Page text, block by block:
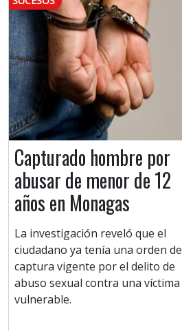
Capturado hombre por
abusar de menor de 12
años en Monagas
La investigación reveló que el
ciudadano ya tenía una orden de
captura vigente por el delito de
abuso sexual contra una víctima
vulnerable.